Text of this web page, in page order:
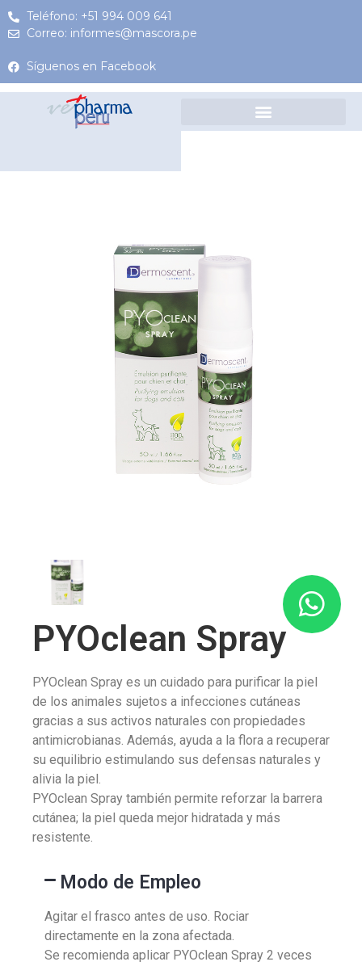
Teléfono: +51 994 009 641
Correo: informes@mascora.pe
Síguenos en Facebook
PYOclean Spray
PYOclean Spray es un cuidado para purificar la piel
de los animales sujetos a infecciones cutáneas
gracias a sus activos naturales con propiedades
antimicrobianas. Además, ayuda a la flora a recuperar
su equilibrio estimulando sus defensas naturales y
alivia la piel.
PYOclean Spray también permite reforzar la barrera
cutánea; la piel queda mejor hidratada y más
resistente.
Modo de Empleo
Agitar el frasco antes de uso. Rociar
directamente en la zona afectada.
Se recomienda aplicar PYOclean Spray 2 veces